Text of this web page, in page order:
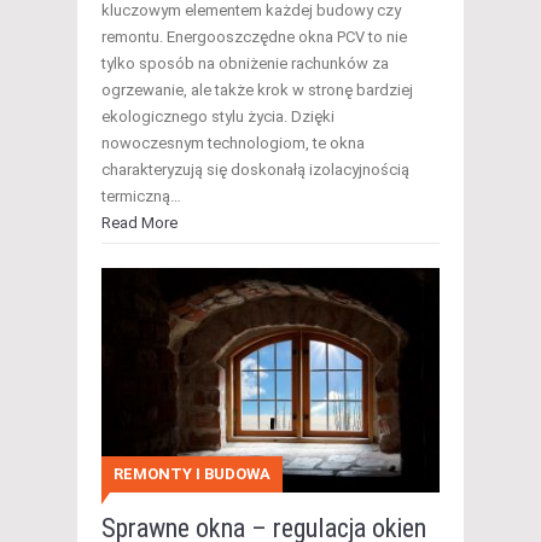
kluczowym elementem każdej budowy czy
remontu. Energooszczędne okna PCV to nie
tylko sposób na obniżenie rachunków za
ogrzewanie, ale także krok w stronę bardziej
ekologicznego stylu życia. Dzięki
nowoczesnym technologiom, te okna
charakteryzują się doskonałą izolacyjnością
termiczną…
Read More
REMONTY I BUDOWA
Sprawne okna – regulacja okien